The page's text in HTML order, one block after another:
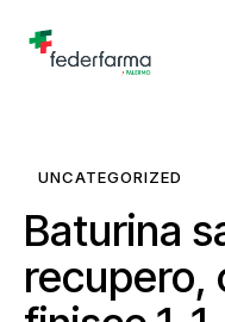
UNCATEGORIZED
Baturina
recupero,